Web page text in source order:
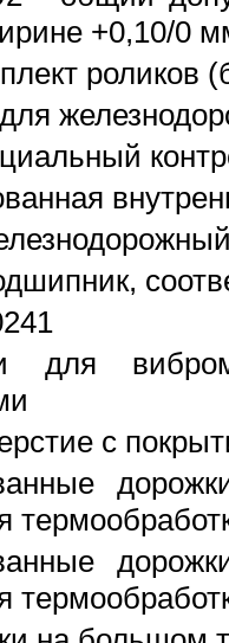
+0,10/0
роликов
для
с